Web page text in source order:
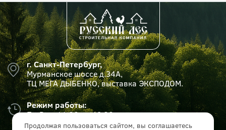
г. Санкт-Петербург,
Мурманское шоссе д.34А,
ТЦ МЕГА ДЫБЕНКО, выставка ЭКСПОДОМ.
Режим работы:
Пн-Вс с 11:00 до 19:00
Продолжая пользоваться сайтом, вы соглашаетесь